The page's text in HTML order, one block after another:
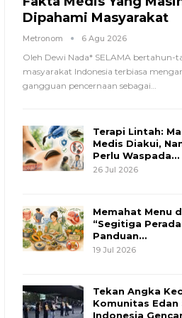
Dipahami Masyarakat
Metronom 6 Agu 2026
Oleh Dewi Nada* SELAMA bertahun-
masyarakat Indonesia terbiasa
gangguan pencernaan sebagai…
Terapi Lintah:
Medis Diakui,
Perlu Waspada…
26 Jul 2026
Memahat Menu
“Segitiga
Panduan…
19 Jul 2026
Tekan Angka
Komunitas Edan
Indonesia